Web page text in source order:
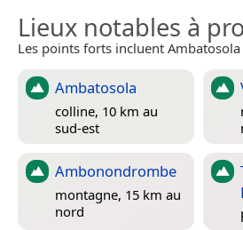
Lieux notables à
Les points forts incluent
Ambatosola
colline, 10 km au
sud-est
Ambonondrombe
montagne, 15 km au
nord